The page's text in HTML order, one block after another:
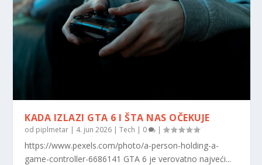
KADA IZLAZI GTA 6 I ŠTA NAS OČEKUJE
od piplmetar | 4. jun 2026 |Tech | 0 |
https://www.pexels.com/photo/a-person-holding-a-
game-controller-6686141 GTA 6 je verovatno najveći...